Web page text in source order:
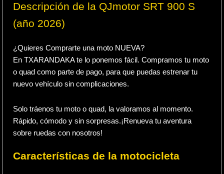
Descripción de la QJmotor SRT 900 S
(año 2026)
¿Quieres Comprarte una moto NUEVA?
En TXARANDAKA te lo ponemos fácil. Compramos tu moto
o quad como parte de pago, para que puedas estrenar tu
nuevo vehículo sin complicaciones.
Solo tráenos tu moto o quad, la valoramos al momento.
Rápido, cómodo y sin sorpresas.¡Renueva tu aventura
sobre ruedas con nosotros!
Características de la motocicleta